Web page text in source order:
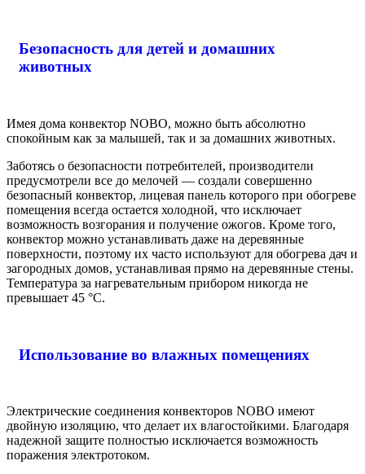
Безопасность для детей и домашних
животных
Имея дома конвектор NOBO, можно быть абсолютно
спокойным как за малышей, так и за домашних животных.
Заботясь о безопасности потребителей, производители
предусмотрели все до мелочей — создали совершенно
безопасный конвектор, лицевая панель которого при обогреве
помещения всегда остается холодной, что исключает
возможность возгорания и получение ожогов. Кроме того,
конвектор можно устанавливать даже на деревянные
поверхности, поэтому их часто используют для обогрева дач и
загородных домов, устанавливая прямо на деревянные стены.
Температура за нагревательным прибором никогда не
превышает 45 °C.
Использование во влажных помещениях
Электрические соединения конвекторов NOBO имеют
двойную изоляцию, что делает их влагостойкими. Благодаря
надежной защите полностью исключается возможность
поражения электротоком.